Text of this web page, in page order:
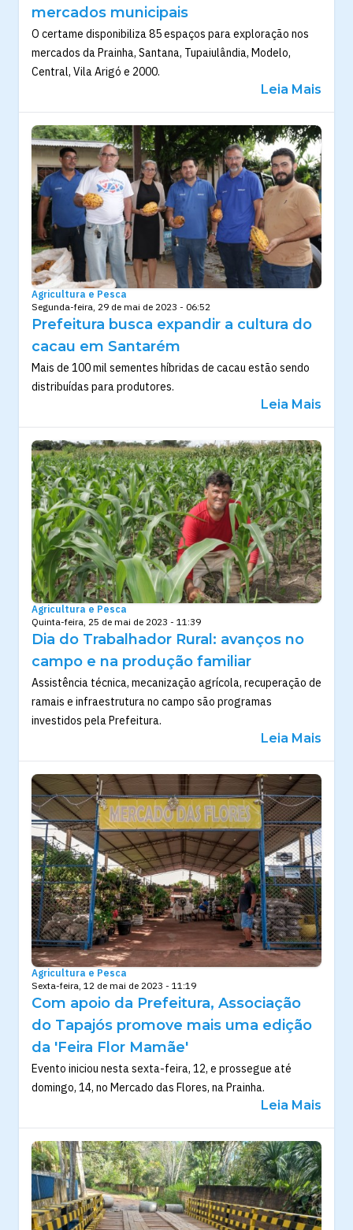
mercados municipais
O certame disponibiliza 85 espaços para exploração nos
mercados da Prainha, Santana, Tupaiulândia, Modelo,
Central, Vila Arigó e 2000.
Leia Mais
Agricultura e Pesca
Segunda-feira, 29 de mai de 2023 - 06:52
Prefeitura busca expandir a cultura do
cacau em Santarém
Mais de 100 mil sementes híbridas de cacau estão sendo
distribuídas para produtores.
Leia Mais
Agricultura e Pesca
Quinta-feira, 25 de mai de 2023 - 11:39
Dia do Trabalhador Rural: avanços no
campo e na produção familiar
Assistência técnica, mecanização agrícola, recuperação de
ramais e infraestrutura no campo são programas
investidos pela Prefeitura.
Leia Mais
Agricultura e Pesca
Sexta-feira, 12 de mai de 2023 - 11:19
Com apoio da Prefeitura, Associação
do Tapajós promove mais uma edição
da 'Feira Flor Mamãe'
Evento iniciou nesta sexta-feira, 12, e prossegue até
domingo, 14, no Mercado das Flores, na Prainha.
Leia Mais